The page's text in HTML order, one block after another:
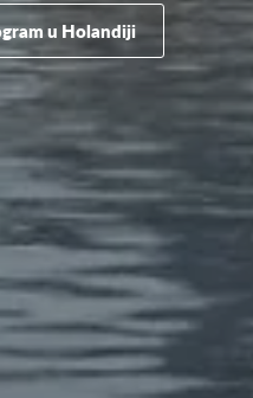
u Holandiji